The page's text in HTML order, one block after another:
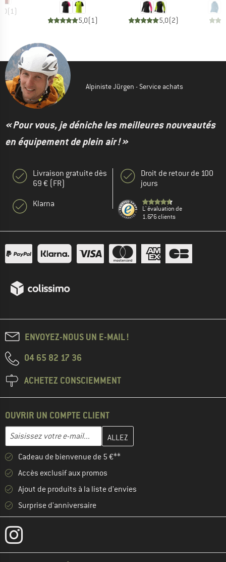
(1)
5,0(1) 5,0(2)
Alpiniste Jürgen - Service achats
« Pour vous, je déniche les meilleures nouveautés
en équipement de plein air ! »
Livraison gratuite dès
69 € (FR)
Klarna
Droit de retour de 100
jours
L' évaluation de
1.676 clients
ENVOYEZ-NOUS UN E-MAIL !
04 65 82 17 36
ACHETEZ CONSCIEMMENT
OUVRIR UN COMPTE CLIENT
Adresse e-mail
Entrez votre adresse e-mail ici et créez votre compte client à la
Cadeau de bienvenue de 5 €**
Accès exclusif aux promos
Ajout de produits à la liste d'envies
Surprise d'anniversaire